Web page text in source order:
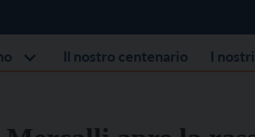
Il nostro centenario I